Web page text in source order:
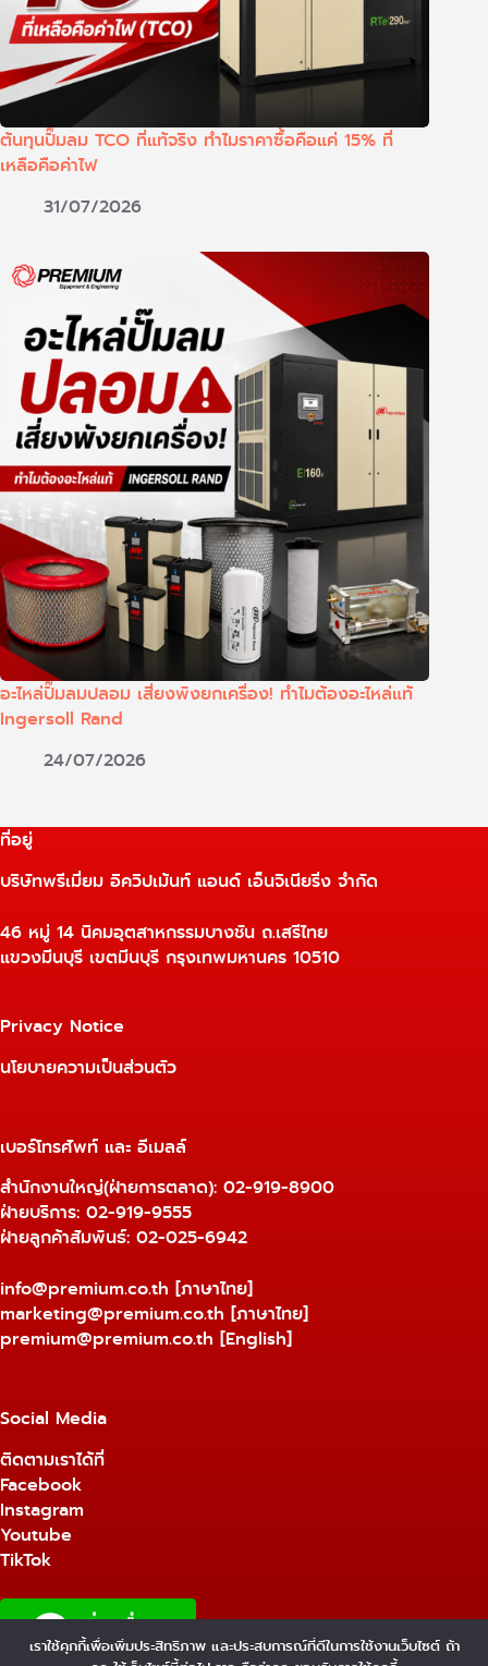
ต้นทุนปั๊มลม TCO ที่แท้จริง ทำไมราคาซื้อคือแค่ 15% ที่
เหลือคือค่าไฟ
31/07/2026
อะไหล่ปั๊มลมปลอม เสี่ยงพังยกเครื่อง! ทำไมต้องอะไหล่แท้
Ingersoll Rand
24/07/2026
ที่อยู่
บริษัทพรีเมี่ยม อิควิปเม้นท์ แอนด์ เอ็นจิเนียริ่ง จำกัด
46 หมู่ 14 นิคมอุตสาหกรรมบางชัน ถ.เสรีไทย
แขวงมีนบุรี เขตมีนบุรี กรุงเทพมหานคร 10510
Privacy Notice
นโยบายความเป็นส่วนตัว
เบอร์โทรศัพท์ และ อีเมลล์
สำนักงานใหญ่(ฝ่ายการตลาด): 02-919-8900
ฝ่ายบริการ: 02-919-9555
ฝ่ายลูกค้าสัมพันธ์: 02-025-6942
info@premium.co.th [ภาษาไทย]
marketing@premium.co.th [ภาษาไทย]
premium@premium.co.th [English]
Social Media
ติดตามเราได้ที่
Facebook
Instagram
Youtube
TikTok
เราใช้คุกกี้เพื่อเพิ่มประสิทธิภาพ และประสบการณ์ที่ดีในการใช้งานเว็บไซต์ ถ้า
1